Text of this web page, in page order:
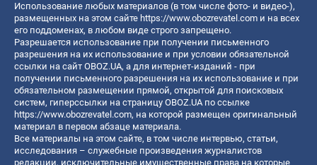
Использование любых материалов (в том числе фото- и видео-),
размещенных на этом сайте https://www.obozrevatel.com и на всех
его поддоменах, в любом виде строго запрещено.
Разрешается использование при получении письменного
разрешения на их использование и при условии обязательной
ссылки на сайт OBOZ.UA, а для интернет-изданий - при
получении письменного разрешения на их использование и при
обязательном размещении прямой, открытой для поисковых
систем, гиперссылки на страницу OBOZ.UA по ссылке
https://www.obozrevatel.com, на которой размещен оригинальный
материал в первом абзаце материала.
Все материалы на этом сайте, в том числе интервью, статьи,
исследования – служебные произведения журналистов
редакции, исключительные имущественные права на которые